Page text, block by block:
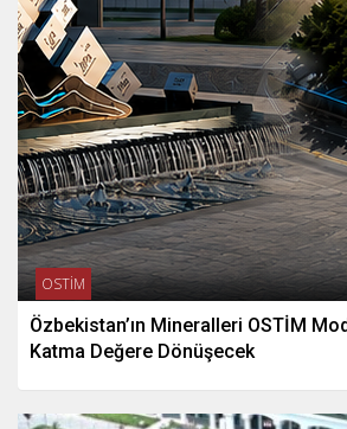
OSTİM
Özbekistan’ın Mineralleri OSTİM
Katma Değere Dönüşecek